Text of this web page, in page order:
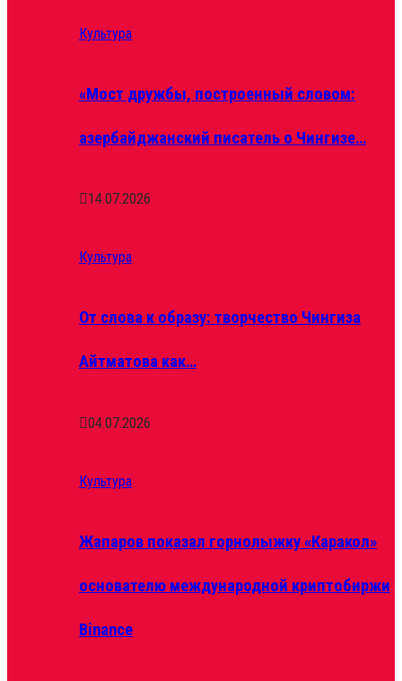
Культура
«Мост дружбы, построенный словом:
азербайджанский писатель о Чингизе…
14.07.2026
Культура
От слова к образу: творчество Чингиза
Айтматова как…
04.07.2026
Культура
Жапаров показал горнолыжку «Каракол»
основателю международной криптобиржи
Binance